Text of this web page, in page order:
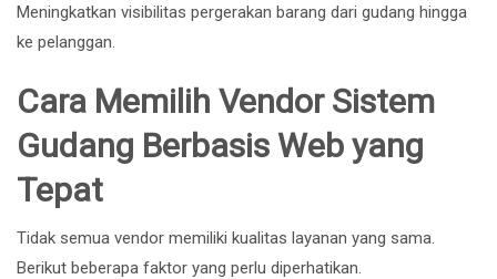
Meningkatkan visibilitas pergerakan barang dari gudang hingga
ke pelanggan.
Cara Memilih Vendor Sistem
Gudang Berbasis Web yang
Tepat
Tidak semua vendor memiliki kualitas layanan yang sama.
Berikut beberapa faktor yang perlu diperhatikan.